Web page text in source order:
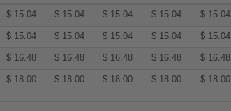
$ 15.04 $ 15.04 $ 15.04 $ 15.04 $ 15.04
$ 15.04 $ 15.04 $ 15.04 $ 15.04 $ 15.04
$ 16.48 $ 16.48 $ 16.48 $ 16.48 $ 16.48
$ 18.00 $ 18.00 $ 18.00 $ 18.00 $ 18.00